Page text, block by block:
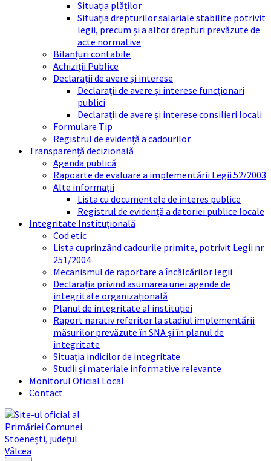
Situația plăților
Situația drepturilor salariale stabilite potrivit
legii, precum și a altor drepturi prevăzute de
acte normative
Bilanțuri contabile
Achiziții Publice
Declarații de avere și interese
Declarații de avere și interese funcționari
publici
Declarații de avere și interese consilieri locali
Formulare Tip
Registrul de evidență a cadourilor
Transparență decizională
Agenda publică
Rapoarte de evaluare a implementării Legii 52/2003
Alte informații
Lista cu documentele de interes publice
Registrul de evidență a datoriei publice locale
Integritate Instituțională
Cod etic
Lista cuprinzând cadourile primite, potrivit Legii nr.
251/2004
Mecanismul de raportare a încălcărilor legii
Declarația privind asumarea unei agende de
integritate organizațională
Planul de integritate al instituției
Raport narativ referitor la stadiul implementării
măsurilor prevăzute în SNA și în planul de
integritate
Situația indicilor de integritate
Studii și materiale informative relevante
Monitorul Oficial Local
Contact